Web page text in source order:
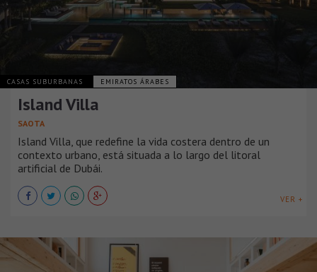
CASAS SUBURBANAS EMIRATOS ÁRABES
Island Villa
SAOTA
Island Villa, que redefine la vida costera dentro de un
contexto urbano, está situada a lo largo del litoral
artificial de Dubái.
VER +